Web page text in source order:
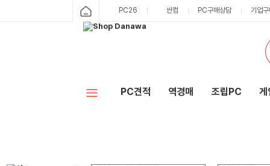
PC26 싼컴 PC구매상담 기업
PC견적 역경매 조립PC 게